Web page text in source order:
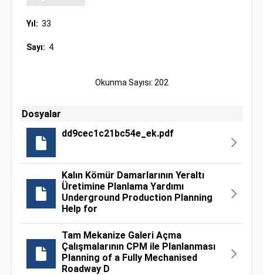
Yıl: 33
Sayı: 4
Okunma Sayısı: 202
Dosyalar
dd9cec1c21bc54e_ek.pdf
Kalın Kömür Damarlarının Yeraltı
Üretimine Planlama Yardımı
Underground Production Planning
Help for
Tam Mekanize Galeri Açma
Çalışmalarının CPM ile Planlanması
Planning of a Fully Mechanised
Roadway D